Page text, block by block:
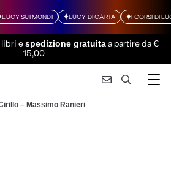
LUCY SUI MONDI LUCY DI CARTA I CORSI DI
libri espedizione gratuitaa partire da €
15,00
– Massimo Ranieri